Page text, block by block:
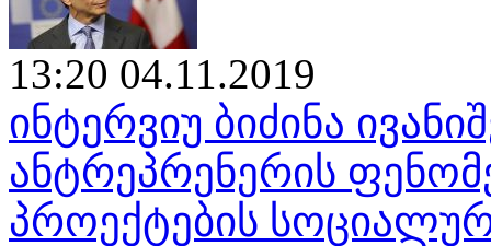
13:20 04.11.2019
ინტერვიუ ბიძინა
ანტრეპრენერის
პროექტების